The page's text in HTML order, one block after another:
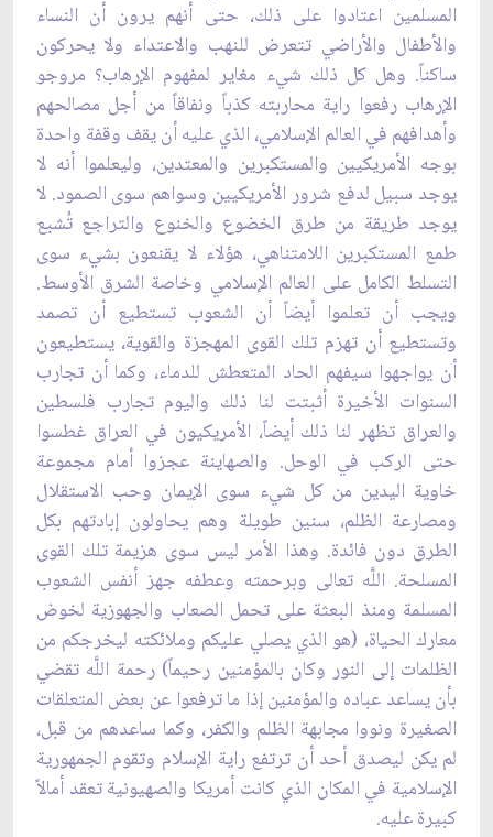
المسلمين اعتادوا على ذلك، حتى أنهم يرون أن النساء
والأطفال والأراضي تتعرض للنهب والاعتداء ولا يحركون
ساكناً. وهل كل ذلك شي‏ء مغاير لمفهوم الإرهاب؟ مروجو
الإرهاب رفعوا راية محاربته كذباً ونفاقاً من أجل مصالحهم
وأهدافهم في العالم الإسلامي، الذي عليه أن يقف وقفة واحدة
بوجه الأمريكيين والمستكبرين والمعتدين، وليعلموا أنه لا
يوجد سبيل لدفع شرور الأمريكيين وسواهم سوى الصمود. لا
يوجد طريقة من طرق الخضوع والخنوع والتراجع تُشبع
طمع المستكبرين اللامتناهي، هؤلاء لا يقنعون بشي‏ء سوى
التسلط الكامل على العالم الإسلامي وخاصة الشرق الأوسط.
ويجب أن تعلموا أيضاً أن الشعوب تستطيع أن تصمد
وتستطيع أن تهزم تلك القوى المهجزة والقوية، يستطيعون
أن يواجهوا سيفهم الحاد المتعطش للدماء، وكما أن تجارب
السنوات الأخيرة أثبتت لنا ذلك واليوم تجارب فلسطين
والعراق تظهر لنا ذلك أيضاً، الأمريكيون في العراق غطسوا
حتى الركب في الوحل. والصهاينة عجزوا أمام مجموعة
خاوية اليدين من كل شي‏ء سوى الإيمان وحب الاستقلال
ومصارعة الظلم، سنين طويلة وهم يحاولون إبادتهم بكل
الطرق دون فائدة. وهذا الأمر ليس سوى هزيمة تلك القوى
المسلحة. اللَّه تعالى وبرحمته وعطفه جهز أنفس الشعوب
المسلمة ومنذ البعثة على تحمل الصعاب والجهوزية لخوض
معارك الحياة، (هو الذي يصلي عليكم وملائكته ليخرجكم من
الظلمات إلى النور وكان بالمؤمنين رحيماً) رحمة اللَّه تقضي
بأن يساعد عباده والمؤمنين إذا ما ترفعوا عن بعض المتعلقات
الصغيرة ونووا مجابهة الظلم والكفر، وكما ساعدهم من قبل،
لم يكن ليصدق أحد أن ترتفع راية الإسلام وتقوم الجمهورية
الإسلامية في المكان الذي كانت أمريكا والصهيونية تعقد أمالاً
كبيرة عليه.